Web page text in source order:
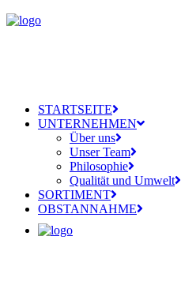
STARTSEITE
UNTERNEHMEN
Über uns
Unser Team
Philosophie
Qualität und Umwelt
SORTIMENT
OBSTANNAHME